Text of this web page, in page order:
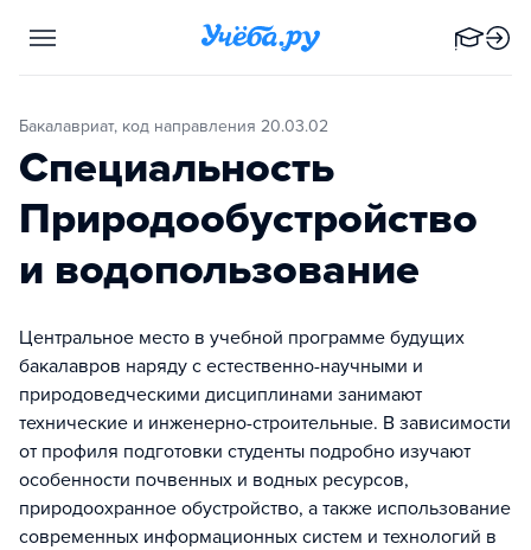
Бакалавриат, код направления 20.03.02
Специальность
Природообустройство
и водопользование
Центральное место в учебной программе будущих
бакалавров наряду с естественно-научными и
природоведческими дисциплинами занимают
технические и инженерно-строительные. В зависимости
от профиля подготовки студенты подробно изучают
особенности почвенных и водных ресурсов,
природоохранное обустройство, а также использование
современных информационных систем и технологий в